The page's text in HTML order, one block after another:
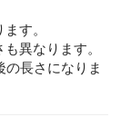
す。
異なります。
長さになりま